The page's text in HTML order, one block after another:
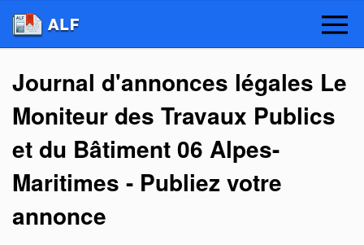
Journal d'annonces légales Le
Moniteur des Travaux Publics
et du Bâtiment 06 Alpes-
Maritimes - Publiez votre
annonce